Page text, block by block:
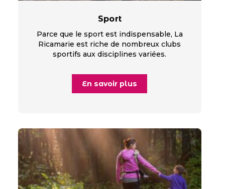
Sport
Parce que le sport est indispensable, La
Ricamarie est riche de nombreux clubs
sportifs aux disciplines variées.
En savoir plus